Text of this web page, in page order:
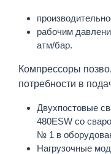
рабочим
атм/бар.
Компрессоры
потребности в
Двухпостовые
480ESW со
№ 1 в
Нагрузочные